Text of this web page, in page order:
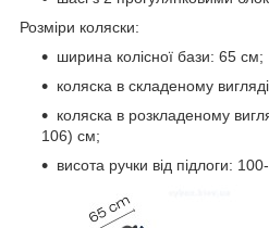
Розміри коляски:
ширина колісної бази: 65 см;
коляска в складеному
коляска в розкладеному
106) см;
висота ручки від підлоги: